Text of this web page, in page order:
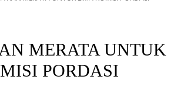
MERATA UNTUK
PORDASI